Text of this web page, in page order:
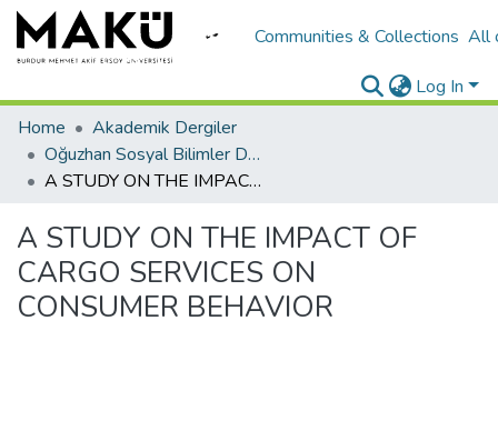
Communities & Collections All
Log In
Home
Akademik Dergiler
Oğuzhan Sosyal Bilimler Dergisi
A STUDY ON THE IMPACT OF CARGO SERVICES ON CONSUMER BEHAVIOR
A STUDY ON THE IMPACT OF
CARGO SERVICES ON
CONSUMER BEHAVIOR